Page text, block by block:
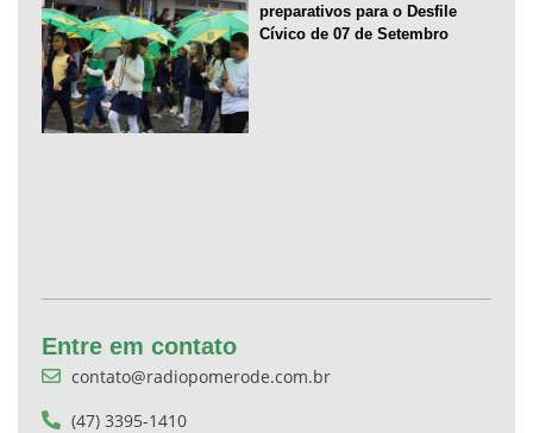
preparativos para o Desfile
Cívico de 07 de Setembro
Entre em contato
contato@radiopomerode.com.br
(47) 3395-1410